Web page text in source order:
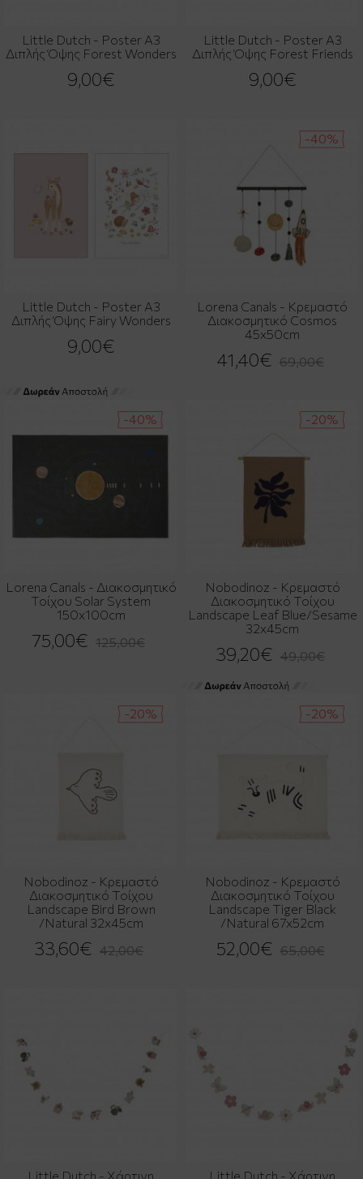
Little Dutch - Poster Α3
Διπλής Όψης Forest Wonders
9,00€
Little Dutch - Poster Α3
Διπλής Όψης Forest Friends
9,00€
Little Dutch - Poster Α3
Διπλής Όψης Fairy Wonders
9,00€
-40%
Lorena Canals - Κρεμαστό
Διακοσμητικό Cosmos
45x50cm
41,40€ 69,00€
-40%
Lorena Canals - Διακοσμητικό
Τοίχου Solar System
150x100cm
75,00€ 125,00€
-20%
Nobodinoz - Κρεμαστό
Διακοσμητικό Τοίχου
Landscape Leaf Blue/Sesame
32x45cm
39,20€ 49,00€
-20%
Nobodinoz - Κρεμαστό
Διακοσμητικό Τοίχου
Landscape Bird Brown
/Natural 32x45cm
33,60€ 42,00€
-20%
Nobodinoz - Κρεμαστό
Διακοσμητικό Τοίχου
Landscape Tiger Black
/Natural 67x52cm
52,00€ 65,00€
Little Dutch - Χάρτινη Little Dutch - Χάρτινη